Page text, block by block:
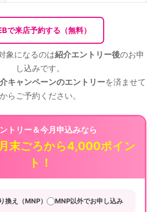
で来店予約する（無料）
象になるのは紹介エントリー後のお申
し込みです。
キャンペーンのエントリーを済ませて
からご予約ください。
トリー＆今月申込みなら
末ごろから4,000ポイン
ト！
換え（MNP） MNP以外でお申し込み